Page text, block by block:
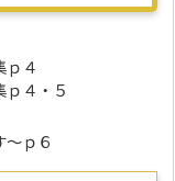
ｐ４
４・５
～ｐ６